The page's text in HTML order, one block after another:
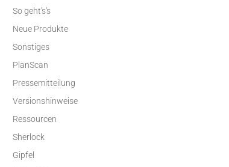
So geht's's
Neue Produkte
Sonstiges
PlanScan
Pressemitteilung
Versionshinweise
Ressourcen
Sherlock
Gipfel